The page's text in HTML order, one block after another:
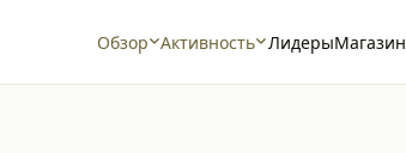
Обзор Активность ЛидерыМагазин